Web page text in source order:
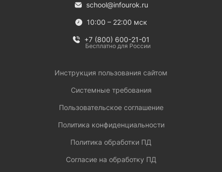
school@infourok.ru
10:00 – 22:00 мск
+7 (800) 600-21-01
Бесплатно для России
Инструкция пользования сайтом
Системные требования
Пользовательское соглашение
Политика конфиденциальности
Политика обработки ПД
Согласие на обработку ПД